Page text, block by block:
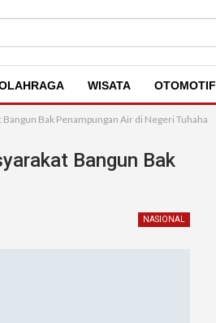
WISATA OTOMOTIF
Bak Penampungan Air di Negeri Tuhaha
Bangun Bak
NASIONAL